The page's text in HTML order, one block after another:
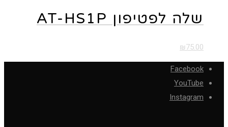
שלה לפטיפון AT-HS1P
₪75.00
Facebook
YouTube
Instagram